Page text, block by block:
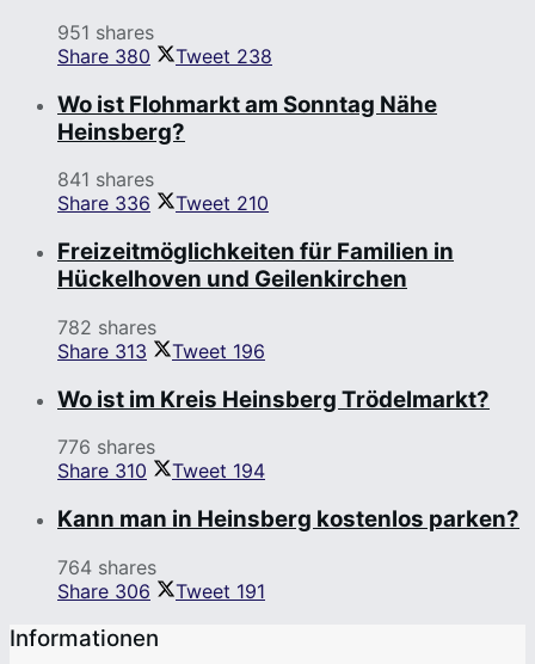
951 shares
Share 380 Tweet 238
Wo ist Flohmarkt am Sonntag Nähe
Heinsberg?
841 shares
Share 336 Tweet 210
Freizeitmöglichkeiten für Familien in
Hückelhoven und Geilenkirchen
782 shares
Share 313 Tweet 196
Wo ist im Kreis Heinsberg Trödelmarkt?
776 shares
Share 310 Tweet 194
Kann man in Heinsberg kostenlos parken?
764 shares
Share 306 Tweet 191
Informationen